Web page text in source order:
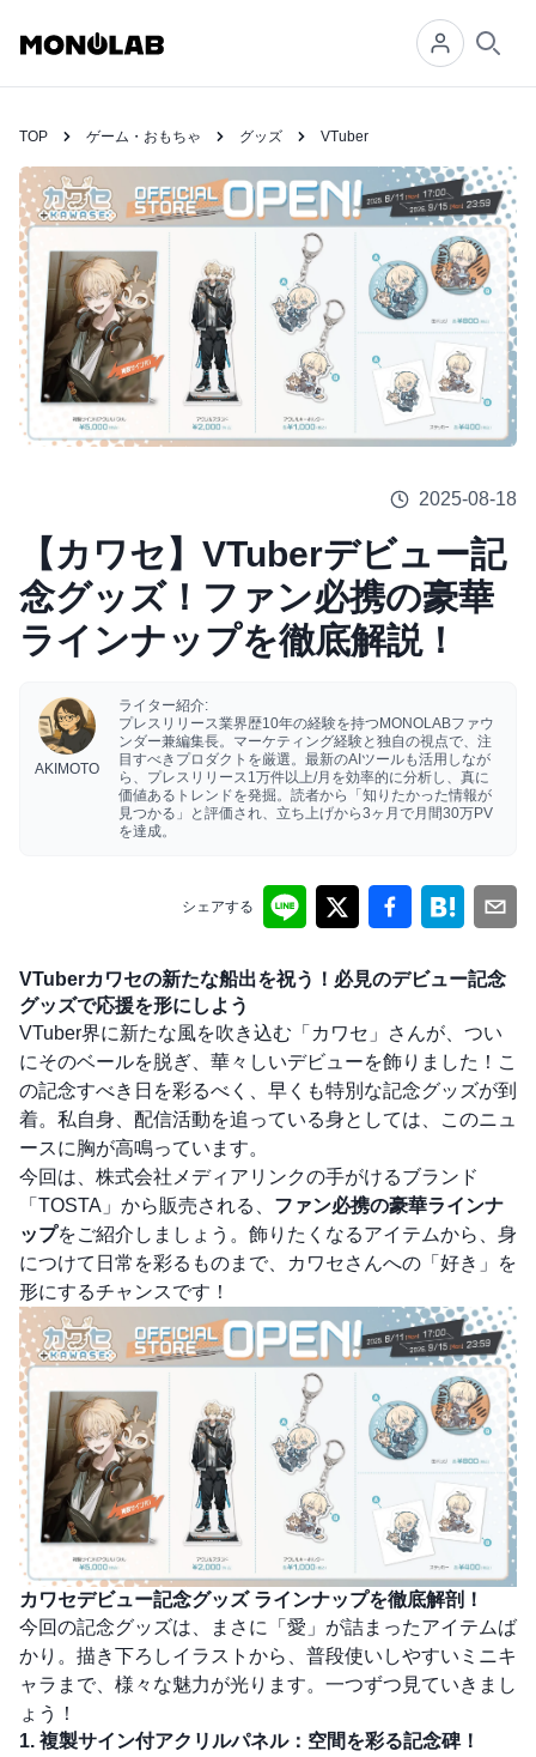
TOP ゲーム・おもちゃ グッズ VTuber
2025-08-18
【カワセ】VTuberデビュー記
念グッズ！ファン必携の豪華
ラインナップを徹底解説！
AKIMOTO
ライター紹介:
プレスリリース業界歴10年の経験を持つMONOLABファウ
ンダー兼編集長。マーケティング経験と独自の視点で、注
目すべきプロダクトを厳選。最新のAIツールも活用しなが
ら、プレスリリース1万件以上/月を効率的に分析し、真に
価値あるトレンドを発掘。読者から「知りたかった情報が
見つかる」と評価され、立ち上げから3ヶ月で月間30万PV
を達成。
シェアする
VTuberカワセの新たな船出を祝う！必見のデビュー記念
グッズで応援を形にしよう
VTuber界に新たな風を吹き込む「カワセ」さんが、つい
にそのベールを脱ぎ、華々しいデビューを飾りました！こ
の記念すべき日を彩るべく、早くも特別な記念グッズが到
着。私自身、配信活動を追っている身としては、このニュ
ースに胸が高鳴っています。
今回は、株式会社メディアリンクの手がけるブランド
「TOSTA」から販売される、 ファン必携の豪華ラインナ
ップをご紹介しましょう。飾りたくなるアイテムから、身
につけて日常を彩るものまで、カワセさんへの「好き」を
形にするチャンスです！
カワセデビュー記念グッズ ラインナップを徹底解剖！
今回の記念グッズは、まさに「愛」が詰まったアイテムば
かり。描き下ろしイラストから、普段使いしやすいミニキ
ャラまで、様々な魅力が光ります。一つずつ見ていきまし
ょう！
1. 複製サイン付アクリルパネル：空間を彩る記念碑！